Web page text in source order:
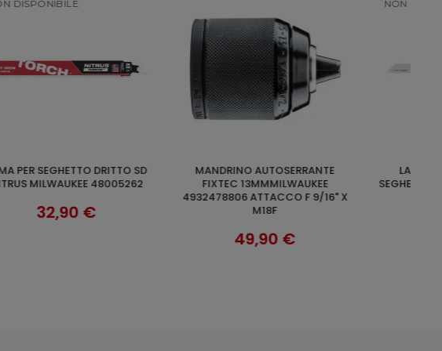
AGGIUNGI AL CARRELLO
FRUSTA 120X600 HIKOKI
HTA333603 ATTACCO M14
27,90 €
AGGIUNGI AL CARRELLO
MWAM12FDALBERO CODOLO X
PINZA M6 PER SMERIGLIATRICI
DRITTE O ANGOLARI